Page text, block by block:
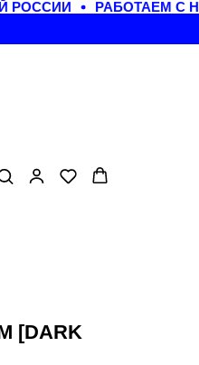
РАБОТАЕМ С
[DARK